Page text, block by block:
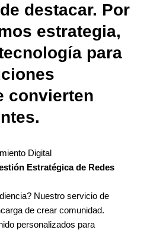
destacar. Por
estrategia,
para
convierten
Digital
Estratégica de Redes
Nuestro servicio de
de crear comunidad.
personalizados para